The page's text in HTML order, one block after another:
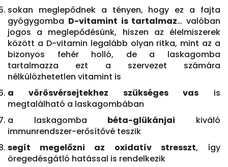
sokan meglepődnek a tényen, hogy ez a fajta
gyógygomba D-vitamint is tartalmaz… valóban
jogos a meglepődésünk, hiszen az élelmiszerek
között a D-vitamin legalább olyan ritka, mint az a
bizonyos fehér holló, de a laskagomba
tartalmazza ezt a szervezet számára
nélkülözhetetlen vitamint is
a vörösvérsejtekhez szükséges vas is
megtalálható a laskagombában
a laskagomba béta-glükánjai kiváló
immunrendszer-erősítővé teszik
segít megelőzni az oxidatív stresszt, így
öregedésgátló hatással is rendelkezik